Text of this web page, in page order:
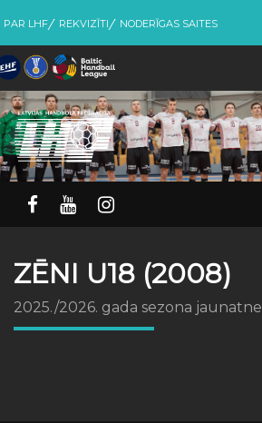
PAR LHF REKVIZĪTI NODERĪGAS SAITES
ZĒNI U18 (2008)
2025./2026. gada sezona jaunatne